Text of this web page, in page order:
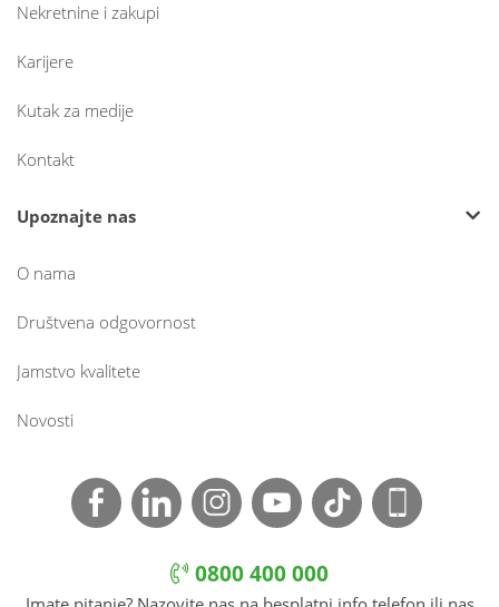
Nekretnine i zakupi
Karijere
Kutak za medije
Kontakt
Upoznajte nas
O nama
Društvena odgovornost
Jamstvo kvalitete
Novosti
0800 400 000